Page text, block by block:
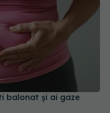
balonat și ai gaze